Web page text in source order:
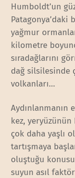
Humboldt’un
Patagonya’daki
yağmur
kilometre
sıradağlarını
dağ silsilesinde
volkanları…
kez,
çok daha yaşlı
tartışmaya
oluştuğu
suyun asıl